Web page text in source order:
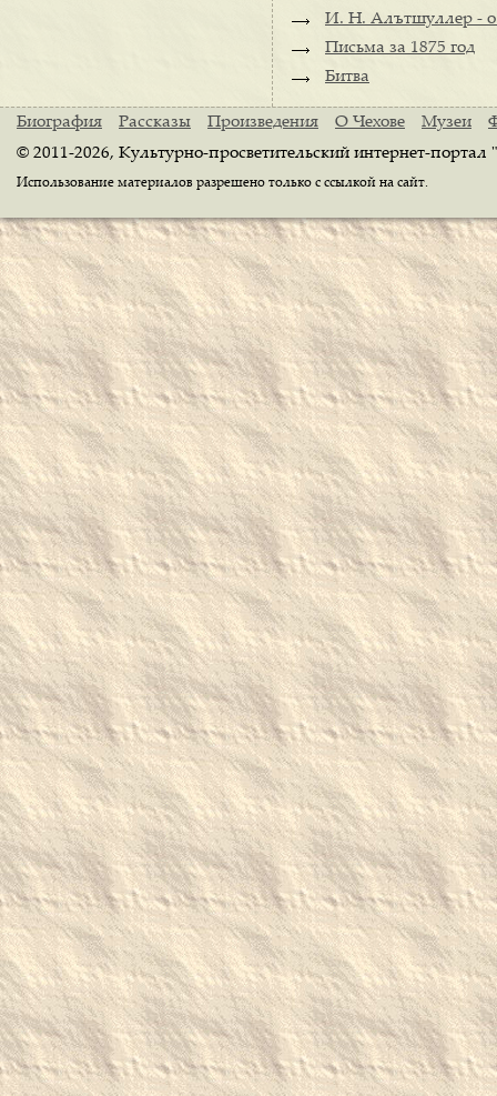
И. Н. Алътшуллер - о
Письма за 1875 год
Битва
Биография Рассказы Произведения О Чехове Музеи
© 2011-2026, Культурно-просветительский интернет-
Использование материалов разрешено только с ссылкой на сайт.